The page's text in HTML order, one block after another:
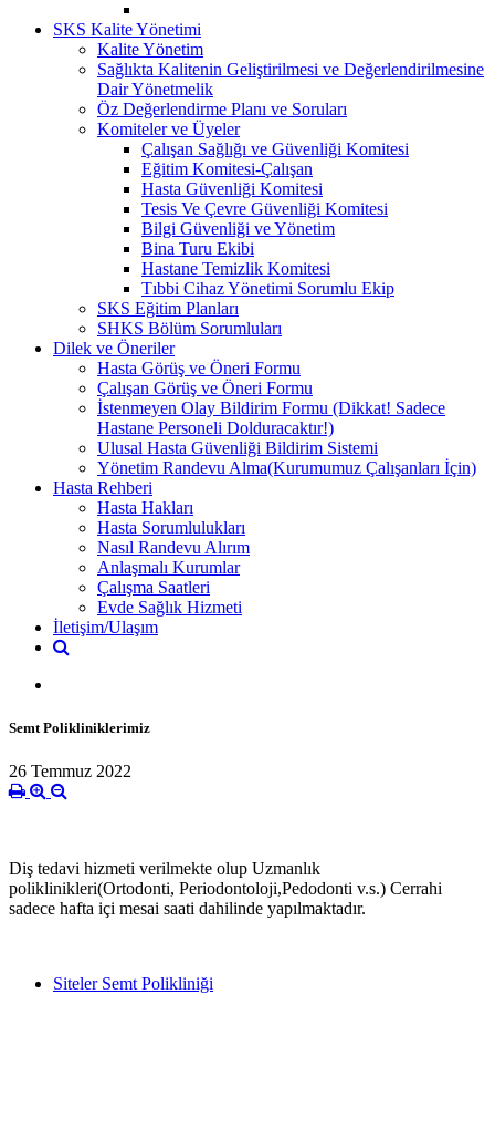
SKS Kalite Yönetimi
Kalite Yönetim
Sağlıkta Kalitenin Geliştirilmesi ve Değerlendirilmesine
Dair Yönetmelik
Öz Değerlendirme Planı ve Soruları
Komiteler ve Üyeler
Çalışan Sağlığı ve Güvenliği Komitesi
Eğitim Komitesi-Çalışan
Hasta Güvenliği Komitesi
Tesis Ve Çevre Güvenliği Komitesi
Bilgi Güvenliği ve Yönetim
Bina Turu Ekibi
Hastane Temizlik Komitesi
Tıbbi Cihaz Yönetimi Sorumlu Ekip
SKS Eğitim Planları
SHKS Bölüm Sorumluları
Dilek ve Öneriler
Hasta Görüş ve Öneri Formu
Çalışan Görüş ve Öneri Formu
İstenmeyen Olay Bildirim Formu (Dikkat! Sadece
Hastane Personeli Dolduracaktır!)
Ulusal Hasta Güvenliği Bildirim Sistemi
Yönetim Randevu Alma(Kurumumuz Çalışanları İçin)
Hasta Rehberi
Hasta Hakları
Hasta Sorumlulukları
Nasıl Randevu Alırım
Anlaşmalı Kurumlar
Çalışma Saatleri
Evde Sağlık Hizmeti
İletişim/Ulaşım
Semt Polikliniklerimiz
26 Temmuz 2022
Diş tedavi hizmeti verilmekte olup Uzmanlık
poliklinikleri(Ortodonti, Periodontoloji,Pedodonti v.s.) Cerrahi
sadece hafta içi mesai saati dahilinde yapılmaktadır.
Siteler Semt Polikliniği